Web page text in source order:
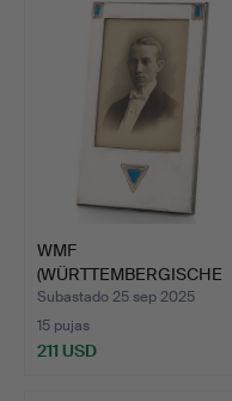
WMF
(WÜRTTEMBERGISCHE
METALLWARENFABRIK). …
Subastado 25 sep 2025
15 pujas
211 USD